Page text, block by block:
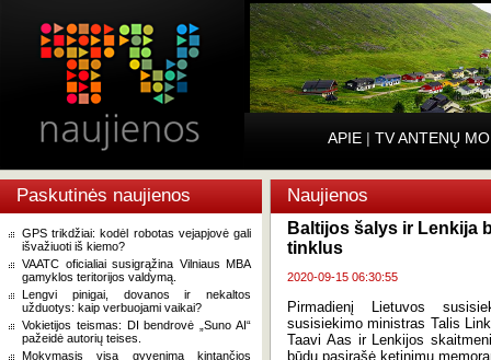
APIE | TV ANTENŲ
Paskutinės naujienos
GPS trikdžiai: kodėl robotas vejapjovė gali
išvažiuoti iš kiemo?
VAATC oficialiai susigrąžina Vilniaus MBA
gamyklos teritorijos valdymą.
Lengvi pinigai, dovanos ir nekaltos
užduotys: kaip verbuojami vaikai?
Vokietijos teismas: DI bendrovė „Suno AI“
pažeidė autorių teises.
Mokymasis visą gyvenimą kintančios
Naujienos
Baltijos šalys ir Lenkija
tinklus
2020-09-15 06:30:55
Pirmadienį Lietuvos
susisiekimo ministras Talis
Taavi Aas ir Lenkijos
būdu pasirašė ketinimų